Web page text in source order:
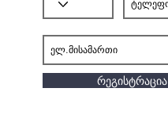
რეგისტრაცია